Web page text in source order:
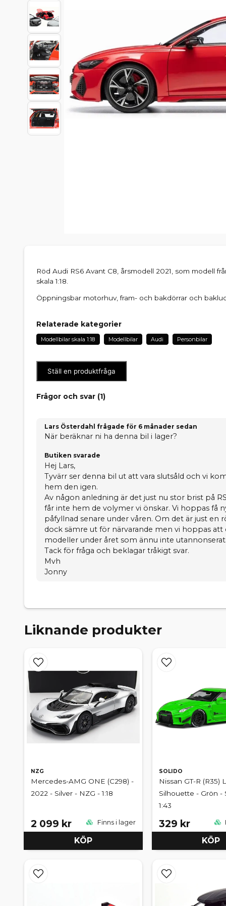
Röd Audi RS6 Avant C8, årsmodell 2021, som modell
skala 1:18.
Öppningsbar motorhuv, fram- och bakdörrar och
Relaterade kategorier
Modellbilar skala 1:18 Modellbilar Audi Personbilar
Ställ en produktfråga
Frågor och svar (1)
Lars Österdahl frågade för 6 månader sedan
När beräknar ni ha denna bil i lager?
Butiken svarade
Hej Lars,
Tyvärr ser denna bil ut att vara slutsåld och vi
hem den igen.
Av någon anledning är det just nu stor brist på
får inte hem de volymer vi önskar. Vi hoppas få
påfyllnad senare under våren. Om det är just en
dock sämre ut för närvarande men vi hoppas att
modeller under året som ännu inte
Tack för fråga och beklagar tråkigt svar.
Mvh
Jonny
Liknande produkter
NZG
Mercedes-AMG ONE (C298) -
2022 - Silver - NZG - 1:18
2 099 kr Finns i lager
KÖP
SOLIDO
Nissan GT-R (R35)
Silhouette - Grön -
1:43
329 kr
KÖP